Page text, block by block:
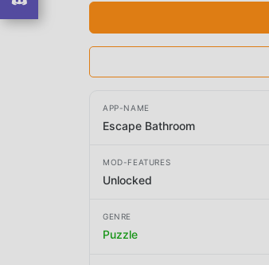
APP-NAME
Escape Bathroom
MOD-FEATURES
Unlocked
GENRE
Puzzle